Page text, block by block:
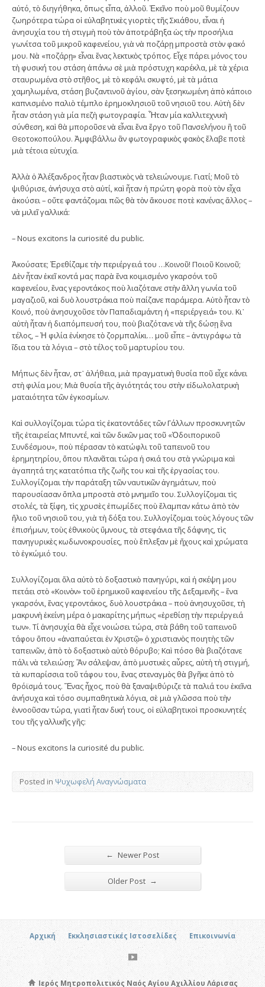
αὐτό, τὸ διηγήθηκα, ὅπως εἶπα, ἀλλοῦ. Ἐκεῖνο ποὺ μοῦ θυμίζουν
ζωηρότερα τώρα οἱ εὐλαβητικὲς γιορτὲς τῆς Σκιάθου, εἶναι ἡ
ἀνησυχία του τὴ στιγμὴ ποὺ τὸν ἀποτράβηξα ὡς τὴν προσήλια
γωνίτσα τοῦ μικροῦ καφενείου, γιὰ νὰ ποζάρῃ μπροστὰ στὸν φακό
μου. Νὰ «ποζάρῃ» εἶναι ἕνας λεκτικὸς τρόπος. Εἶχε πάρει μόνος του
τὴ φυσική του στάση ἀπάνω σὲ μιὰ πρόστυχη καρέκλα, μὲ τὰ χέρια
σταυρωμένα στὸ στῆθος, μὲ τὸ κεφάλι σκυφτό, μὲ τὰ μάτια
χαμηλωμένα, στάση βυζαντινοῦ ἁγίου, σὰν ξεσηκωμένη ἀπὸ κάποιο
καπνισμένο παλιὸ τέμπλο ἐρημοκλησιοῦ τοῦ νησιοῦ του. Αὐτὴ δὲν
ἦταν στάση γιὰ μία πεζὴ φωτογραφία. Ἦταν μία καλλιτεχνικὴ
σύνθεση, καὶ θὰ μποροῦσε νὰ εἶναι ἕνα ἔργο τοῦ Πανσελήνου ἢ τοῦ
Θεοτοκοπούλου. Ἀμφιβάλλω ἂν φωτογραφικὸς φακὸς ἔλαβε ποτὲ
μιὰ τέτοια εὐτυχία.
Ἀλλὰ ὁ Ἀλέξανδρος ἦταν βιαστικὸς νὰ τελειώνουμε. Γιατί; Μοῦ τὸ
ψιθύρισε, ἀνήσυχα στὸ αὐτί, καὶ ἦταν ἡ πρώτη φορὰ ποὺ τὸν εἶχα
ἀκούσει – οὔτε φαντάζομαι πῶς θὰ τὸν ἄκουσε ποτὲ κανένας ἄλλος –
νὰ μιλεῖ γαλλικά:
– Nous excitons la curiosité du public.
Ἀκούσατε; Ἐρεθίζαμε τὴν περιέργειά του …Κοινοῦ! Ποιοῦ Κοινοῦ;
Δὲν ἦταν ἐκεῖ κοντά μας παρὰ ἕνα κοιμισμένο γκαρσόνι τοῦ
καφενείου, ἕνας γεροντάκος ποὺ λιαζότανε στὴν ἄλλη γωνία τοῦ
μαγαζιοῦ, καὶ δυὸ λουστράκια ποὺ παίζανε παράμερα. Αὐτὸ ἦταν τὸ
Κοινό, ποὺ ἀνησυχοῦσε τὸν Παπαδιαμάντη ἡ «περιέργειά» του. Κι᾿
αὐτὴ ἦταν ἡ διαπόμπευσή του, ποὺ βιαζότανε νὰ τῆς δώσῃ ἕνα
τέλος, – Ἡ φιλία ἐνίκησε τὸ ζορμπαλίκι… μοῦ εἶπε – ἀντιγράφω τὰ
ἴδια του τὰ λόγια – στὸ τέλος τοῦ μαρτυρίου του.
Μήπως δὲν ἦταν, στ᾿ ἀλήθεια, μιὰ πραγματικὴ θυσία ποῦ εἶχε κάνει
στὴ φιλία μου; Μιὰ θυσία τῆς ἁγιότητάς του στὴν εἰδωλολατρικὴ
ματαιότητα τῶν ἐγκοσμίων.
Καὶ συλλογίζομαι τώρα τὶς ἑκατοντάδες τῶν Γάλλων προσκυνητῶν
τῆς ἑταιρείας Μπυντέ, καὶ τῶν δικῶν μας τοῦ «Ὁδοιπορικοῦ
Συνδέσμου», ποὺ πέρασαν τὸ κατώφλι τοῦ ταπεινοῦ του
ἐρημητηρίου, ὅπου πλανᾶται τώρα ἡ σκιά του στὰ γνώριμα καὶ
ἀγαπητά της κατατόπια τῆς ζωῆς του καὶ τῆς ἐργασίας του.
Συλλογίζομαι τὴν παράταξη τῶν ναυτικῶν ἀγημάτων, ποὺ
παρουσίασαν ὅπλα μπροστὰ στὸ μνημεῖο του. Συλλογίζομαι τὶς
στολές, τὰ ξίφη, τὶς χρυσὲς ἐπωμίδες ποὺ ἔλαμπαν κάτω ἀπὸ τὸν
ἥλιο τοῦ νησιοῦ του, γιὰ τὴ δόξα του. Συλλογίζομαι τοὺς λόγους τῶν
ἐπισήμων, τοὺς ἐθνικοὺς ὕμνους, τὰ στεφάνια τῆς δάφνης, τὶς
πανηγυρικὲς κωδωνοκρουσίες, ποὺ ἔπλεξαν μὲ ἤχους καὶ χρώματα
τὸ ἐγκώμιό του.
Συλλογίζομαι ὅλα αὐτὸ τὸ δοξαστικὸ πανηγύρι, καὶ ἡ σκέψη μου
πετάει στὸ «Κοινὸν» τοῦ ἐρημικοῦ καφενείου τῆς Δεξαμενῆς – ἕνα
γκαρσόνι, ἕνας γεροντάκος, δυὸ λουστράκια – ποὺ ἀνησυχοῦσε, τὴ
μακρυνὴ ἐκείνη μέρα ὁ μακαρίτης μήπως «ἐρεθίσῃ τὴν περιέργειά
των». Τί ἀνησυχία θὰ εἶχε νοιώσει τώρα, στὰ βάθη τοῦ ταπεινοῦ
τάφου ὅπου «ἀναπαύεται ἐν Χριστῷ» ὁ χριστιανὸς ποιητὴς τῶν
ταπεινῶν, ἀπὸ τὸ δοξαστικὸ αὐτὸ θόρυβο; Καὶ πόσο θὰ βιαζότανε
πάλι νὰ τελειώσῃ; Ἂν σάλεψαν, ἀπὸ μυστικὲς αὖρες, αὐτὴ τὴ στιγμή,
τὰ κυπαρίσσια τοῦ τάφου του, ἕνας στεναγμὸς θὰ βγῆκε ἀπὸ τὸ
θρόϊσμά τους. Ἕνας ἦχος, ποὺ θὰ ξαναψιθύριζε τὰ παλιά του ἐκεῖνα
ἀνήσυχα καὶ τόσο συμπαθητικὰ λόγια, σὲ μιὰ γλῶσσα ποὺ τὴν
ἐννοοῦσαν τώρα, γιατὶ ἦταν δική τους, οἱ εὐλαβητικοὶ προσκυνητές
του τῆς γαλλικῆς γῆς:
– Nous excitons la curiosité du public.
Posted in Ψυχωφελή Αναγνώσματα
← Newer Post
Older Post →
Αρχική Εκκλησιαστικές Ιστοσελίδες Επικοινωνία
Ιερός Μητροπολιτικός Ναός Αγίου Αχιλλίου Λάρισας